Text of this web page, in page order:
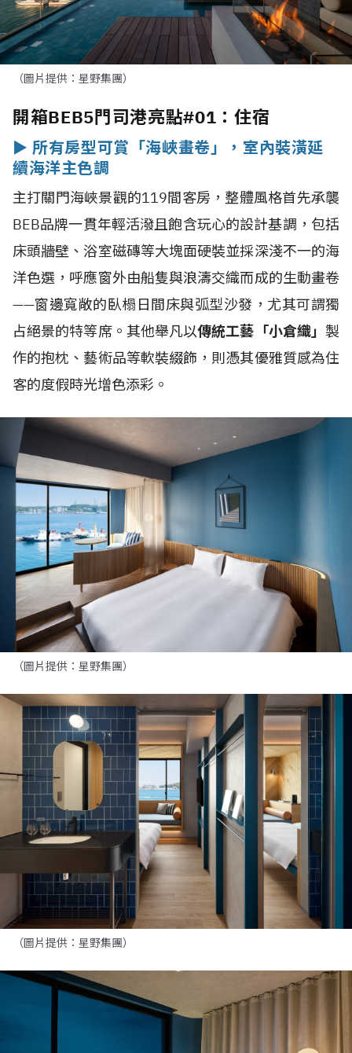
（圖片提供：星野集團）
開箱BEB5門司港亮點#01：住宿
► 所有房型可賞「海峽畫卷」，室內裝潢延
續海洋主色調
主打關門海峽景觀的119間客房，整體風格首先承襲
BEB品牌一貫年輕活潑且飽含玩心的設計基調，包括
床頭牆壁、浴室磁磚等大塊面硬裝並採深淺不一的海
洋色選，呼應窗外由船隻與浪濤交織而成的生動畫卷
——窗邊寬敞的臥榻日間床與弧型沙發，尤其可謂獨
占絕景的特等席。其他舉凡以傳統工藝「小倉織」 製
作的抱枕、藝術品等軟裝綴飾，則憑其優雅質感為住
客的度假時光增色添彩。
（圖片提供：星野集團）
（圖片提供：星野集團）